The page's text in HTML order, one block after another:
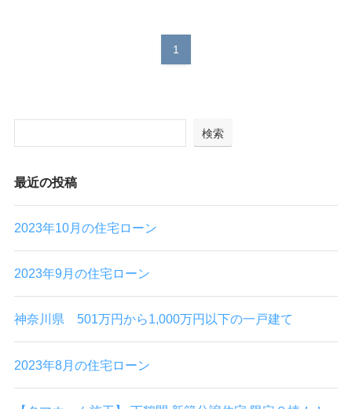
1
検索
最近の投稿
2023年10月の住宅ローン
2023年9月の住宅ローン
神奈川県 501万円から1,000万円以下の一戸建て
2023年8月の住宅ローン